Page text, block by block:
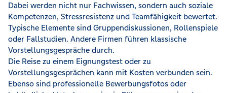
Dabei werden nicht nur Fachwissen, sondern auch soziale
Kompetenzen, Stressresistenz und Teamfähigkeit bewertet.
Typische Elemente sind Gruppendiskussionen, Rollenspiele
oder Fallstudien. Andere Firmen führen klassische
Vorstellungsgespräche durch.
Die Reise zu einem Eignungstest oder zu
Vorstellungsgesprächen kann mit Kosten verbunden sein.
Ebenso sind professionelle Bewerbungsfotos oder